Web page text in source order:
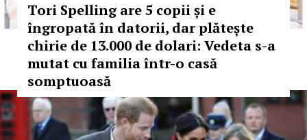
Tori Spelling are 5 copii și e
îngropată în datorii, dar plătește
chirie de 13.000 de dolari: Vedeta s-a
mutat cu familia într-o casă
somptuoasă